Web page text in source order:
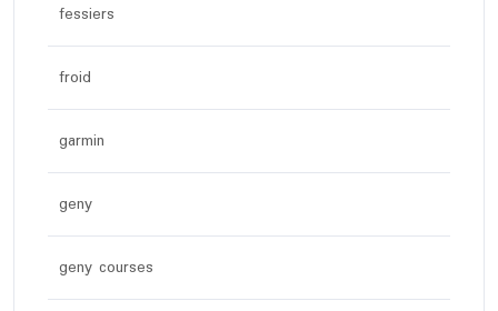
fessiers
froid
garmin
geny
geny courses